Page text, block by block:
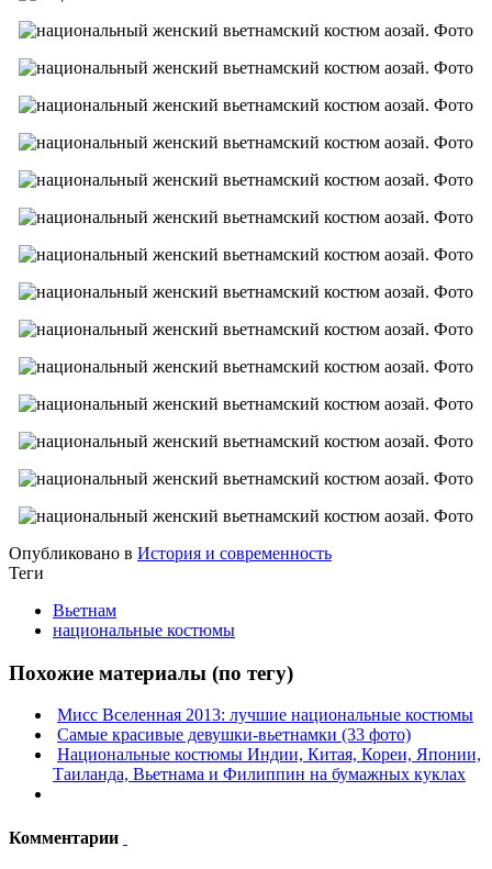
Опубликовано в История и современность
Теги
Вьетнам
национальные костюмы
Похожие материалы (по тегу)
Мисс Вселенная 2013: лучшие национальные костюмы
Самые красивые девушки-вьетнамки (33 фото)
Национальные костюмы Индии, Китая, Кореи, Японии,
Таиланда, Вьетнама и Филиппин на бумажных куклах
Комментарии